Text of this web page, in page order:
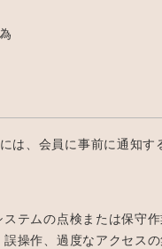
は、会員に事前に通知
テムの点検または保守
操作、過度なアクセス